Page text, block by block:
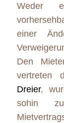
Weder
einer
Den
vertreten
Dreier,
sohin